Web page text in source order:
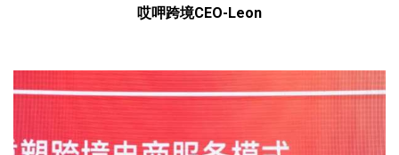
哎呷跨境CEO-Leon